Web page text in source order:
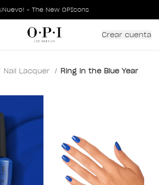
¡Nuevo! - The New OPIcons
Crear cuenta
Nail Lacquer Ring in the Blue Year